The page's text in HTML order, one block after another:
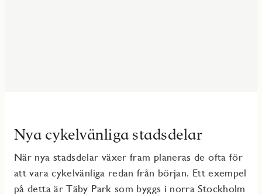
Nya cykelvänliga stadsdelar
När nya stadsdelar växer fram planeras de ofta för
att vara cykelvänliga redan från början. Ett exempel
på detta ärTäby Park som byggs i norra Stockholm